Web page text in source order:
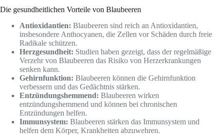
Die gesundheitlichen Vorteile von Blaubeeren
Antioxidantien: Blaubeeren sind reich an Antioxidantien,
insbesondere Anthocyanen, die Zellen vor Schäden durch freie
Radikale schützen.
Herzgesundheit: Studien haben gezeigt, dass der regelmäßige
Verzehr von Blaubeeren das Risiko von Herzerkrankungen
senken kann.
Gehirnfunktion: Blaubeeren können die Gehirnfunktion
verbessern und das Gedächtnis stärken.
Entzündungshemmend: Blaubeeren wirken
entzündungshemmend und können bei chronischen
Entzündungen helfen.
Immunsystem: Blaubeeren stärken das Immunsystem und
helfen dem Körper, Krankheiten abzuwehren.